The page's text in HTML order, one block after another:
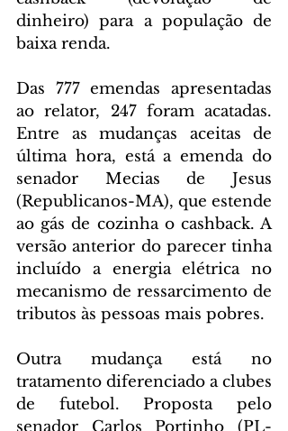
dinheiro) para a população de
baixa renda.
Das 777 emendas apresentadas
ao relator, 247 foram acatadas.
Entre as mudanças aceitas de
última hora, está a emenda do
senador Mecias de Jesus
(Republicanos-MA), que estende
ao gás de cozinha o cashback. A
versão anterior do parecer tinha
incluído a energia elétrica no
mecanismo de ressarcimento de
tributos às pessoas mais pobres.
Outra mudança está no
tratamento diferenciado a clubes
de futebol. Proposta pelo
senador Carlos Portinho (PL-